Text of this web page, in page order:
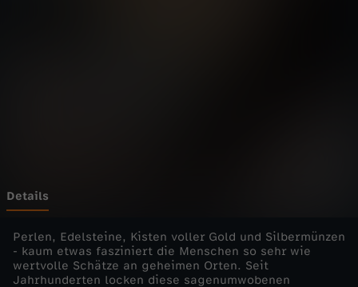
n
z
e
Details
Perlen, Edelsteine, Kisten voller Gold und Silbermünzen
- kaum etwas fasziniert die Menschen so sehr wie
wertvolle Schätze an geheimen Orten. Seit
Jahrhunderten locken diese sagenumwobenen